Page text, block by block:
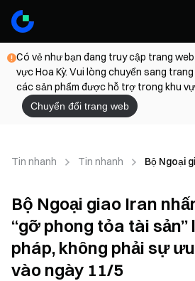
Có vẻ như bạn đang truy cập trang
vực Hoa Kỳ. Vui lòng chuyển sang
các sản phẩm được hỗ trợ trong khu
Chuyển đổi trang web
Tin nhanh Tin nhanh Bộ Ngoại
Bộ Ngoại giao Iran
“gỡ phong tỏa tài sản”
pháp, không phải sự
vào ngày 11/5